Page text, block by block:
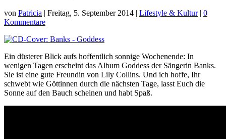
von Patricia | Freitag, 5. September 2014 | Lifestyle & Kultur| 0
Kommentare
Ein düsterer Blick aufs hoffentlich sonnige Wochenende: In
wenigen Tagen erscheint das Album Goddess der Sängerin Banks.
Sie ist eine gute Freundin von Lily Collins. Und ich hoffe, Ihr
schwebt wie Göttinnen durch die nächsten Tage, lasst Euch die
Sonne auf den Bauch scheinen und habt Spaß.